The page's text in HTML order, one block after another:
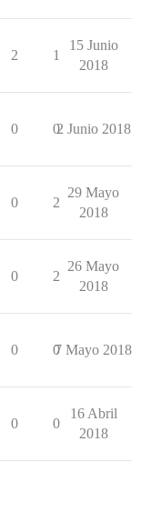
2 1
15 Junio
2018
0 02 Junio 2018
0 2
29 Mayo
2018
0 2
26 Mayo
2018
0 07 Mayo 2018
0 0
16 Abril
2018